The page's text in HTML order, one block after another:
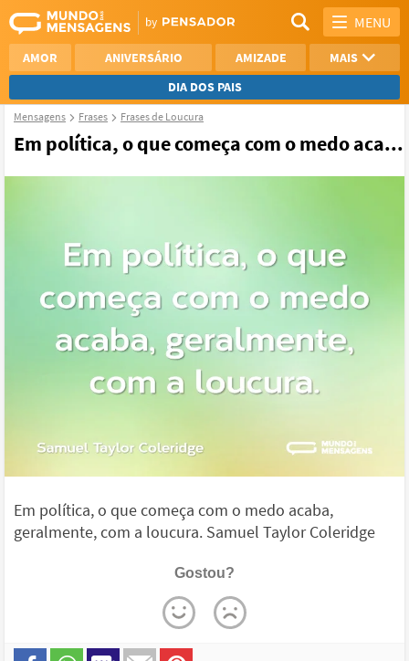
MENU
AMOR ANIVERSÁRIO AMIZADE
MAIS
DIA DOS PAIS
REFLEXÃO
AGRADECIMENTO
Mensagens Frases Frases de Loucura
Em política, o que começa com o medo aca...
Em política, o que começa com o medo acaba,
geralmente, com a loucura. Samuel Taylor Coleridge
Gostou?